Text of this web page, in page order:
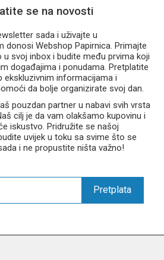
se na novosti
sada i uživajte u
donosi Webshop Papirnica. Primajte
u svoj inbox i budite među prvima koji
događajima i ponudama. Pretplatite
ekskluzivnim informacijama i
da bolje organizirate svoj dan.
pouzdan partner u nabavi svih vrsta
cilj je da vam olakšamo kupovinu i
iskustvo. Pridružite se našoj
uvijek u toku sa svime što se
i ne propustite ništa važno!
Pretplata